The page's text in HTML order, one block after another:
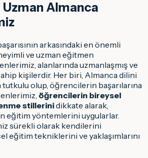
Almanca
arkasındaki en önemli
ve uzman eğitmen
alanlarında uzmanlaşmış ve
kişilerdir. Her biri, Almanca dilini
olup, öğrencilerin başarılarına
öğrencilerin bireysel
stillerinidikkate alarak,
eğitim yöntemlerini uygularlar.
sürekli olarak kendilerini
eğitim tekniklerini ve yaklaşımlarını